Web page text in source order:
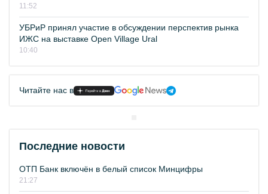
11:52
УБРиР принял участие в обсуждении перспектив рынка
ИЖС на выставке Open Village Ural
10:40
Читайте нас в
Последние новости
ОТП Банк включён в белый список Минцифры
21:27